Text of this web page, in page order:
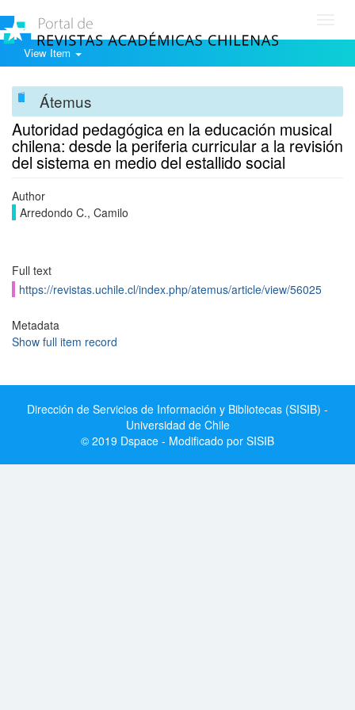
View Item
Átemus
Autoridad pedagógica en la educación musical
chilena: desde la periferia curricular a la revisión
del sistema en medio del estallido social
Author
Arredondo C., Camilo
Full text
https://revistas.uchile.cl/index.php/atemus/article/view/56025
Metadata
Show full item record
Dirección de Servicios de Información y Bibliotecas (SISIB) -
Universidad de Chile
© 2019 Dspace - Modificado por SISIB